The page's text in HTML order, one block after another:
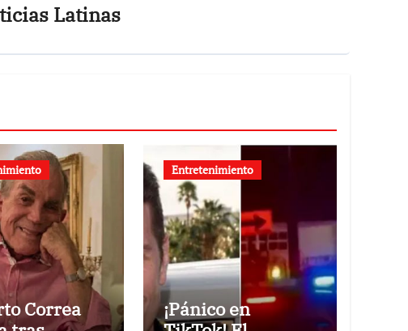
Latinas
Correa
Entretenimiento
¡Pánico en